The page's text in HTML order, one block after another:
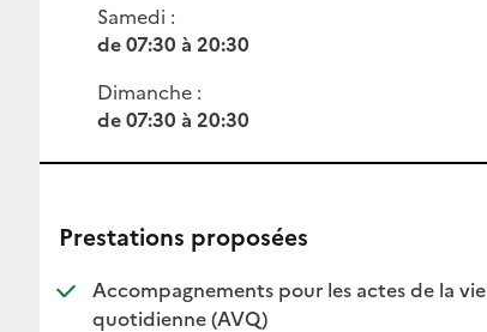
Samedi :
de 07:30 à 20:30
Dimanche :
de 07:30 à 20:30
Prestations proposées
Accompagnements pour les actes de la vie
quotidienne (AVQ): disponible
: non disponible